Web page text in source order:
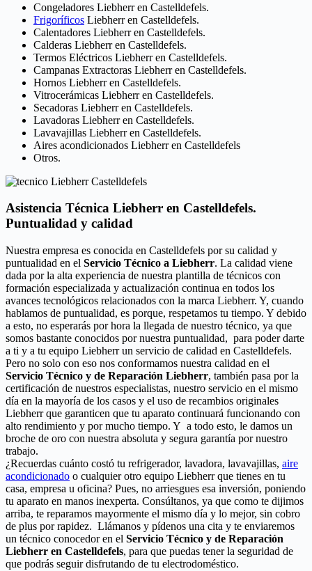
Congeladores Liebherr en Castelldefels.
Frigoríficos Liebherr en Castelldefels.
Calentadores Liebherr en Castelldefels.
Calderas Liebherr en Castelldefels.
Termos Eléctricos Liebherr en Castelldefels.
Campanas Extractoras Liebherr en Castelldefels.
Hornos Liebherr en Castelldefels.
Vitrocerámicas Liebherr en Castelldefels.
Secadoras Liebherr en Castelldefels.
Lavadoras Liebherr en Castelldefels.
Lavavajillas Liebherr en Castelldefels.
Aires acondicionados Liebherr en Castelldefels
Otros.
Asistencia Técnica Liebherr en Castelldefels.
Puntualidad y calidad
Nuestra empresa es conocida en Castelldefels por su calidad y
puntualidad en el Servicio Técnico a Liebherr. La calidad viene
dada por la alta experiencia de nuestra plantilla de técnicos con
formación especializada y actualización continua en todos los
avances tecnológicos relacionados con la marca Liebherr. Y, cuando
hablamos de puntualidad, es porque, respetamos tu tiempo. Y debido
a esto, no esperarás por hora la llegada de nuestro técnico, ya que
somos bastante conocidos por nuestra puntualidad, para poder darte
a ti y a tu equipo Liebherr un servicio de calidad en Castelldefels.
Pero no solo con eso nos conformamos nuestra calidad en el
Servicio Técnico y de Reparación Liebherr, también pasa por la
certificación de nuestros especialistas, nuestro servicio en el mismo
día en la mayoría de los casos y el uso de recambios originales
Liebherr que garanticen que tu aparato continuará funcionando con
alto rendimiento y por mucho tiempo. Y a todo esto, le damos un
broche de oro con nuestra absoluta y segura garantía por nuestro
trabajo.
¿Recuerdas cuánto costó tu refrigerador, lavadora, lavavajillas, aire
acondicionado o cualquier otro equipo Liebherr que tienes en tu
casa, empresa u oficina? Pues, no arriesgues esa inversión, poniendo
tu aparato en manos inexperta. Consúltanos, ya que como te dijimos
arriba, te reparamos mayormente el mismo día y lo mejor, sin cobro
de plus por rapidez. Llámanos y pídenos una cita y te enviaremos
un técnico conocedor en el Servicio Técnico y de Reparación
Liebherr en Castelldefels, para que puedas tener la seguridad de
que podrás seguir disfrutando de tu electrodoméstico.